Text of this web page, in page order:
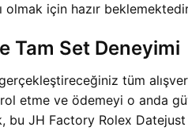
için hazır
Tam Set Deneyimi
tüm
etme ve ödemeyi o anda
bu JH Factory Rolex